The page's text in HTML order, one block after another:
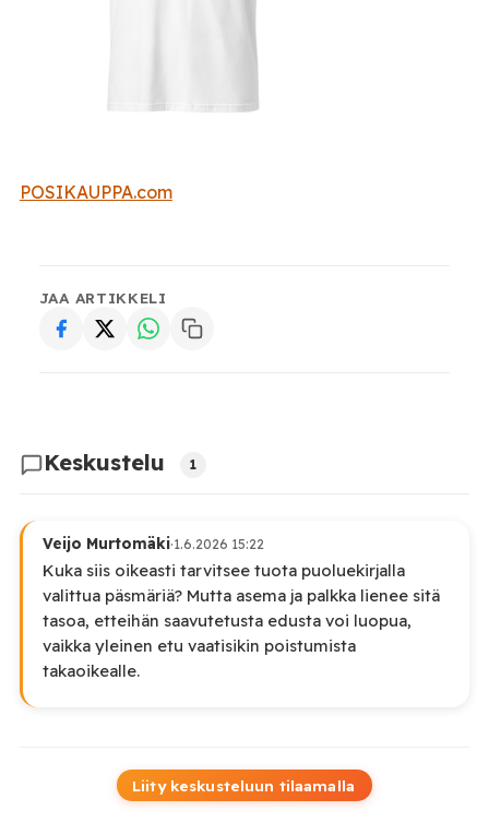
POSIKAUPPA.com
JAA ARTIKKELI
Keskustelu 1
Veijo Murtomäki·1.6.2026 15:22
Kuka siis oikeasti tarvitsee tuota puoluekirjalla
valittua päsmäriä? Mutta asema ja palkka lienee sitä
tasoa, etteihän saavutetusta edusta voi luopua,
vaikka yleinen etu vaatisikin poistumista
takaoikealle.
Liity keskusteluun tilaamalla